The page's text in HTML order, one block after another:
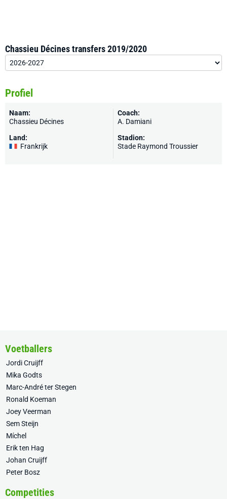
Chassieu Décines transfers 2019/2020
Profiel
Naam:
Chassieu Décines
Land:
Frankrijk
Coach:
A. Damiani
Stadion:
Stade Raymond Troussier
Voetballers
Jordi Cruijff
Mika Godts
Marc-André ter Stegen
Ronald Koeman
Joey Veerman
Sem Steijn
Míchel
Erik ten Hag
Johan Cruijff
Peter Bosz
Competities